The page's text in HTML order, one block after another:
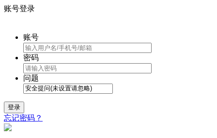
账号登录
账号
密码
问题
登录
忘记密码？